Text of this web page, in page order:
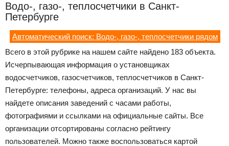
Водо-, газо-, теплосчетчики в Санкт-
Петербурге
Автоматический поиск: Водо-, газо-, теплосчетчики рядом
Всего в этой рубрике на нашем сайте найдено 183 объекта.
Исчерпывающая информация о установщиках
водосчетчиков, газосчетчиков, теплосчетчиков в Санкт-
Петербурге: телефоны, адреса организаций. У нас вы
найдете описания заведений с часами работы,
фотографиями и ссылками на официальные сайты. Все
организации отсортированы согласно рейтингу
пользователей. Можно также воспользоваться картой